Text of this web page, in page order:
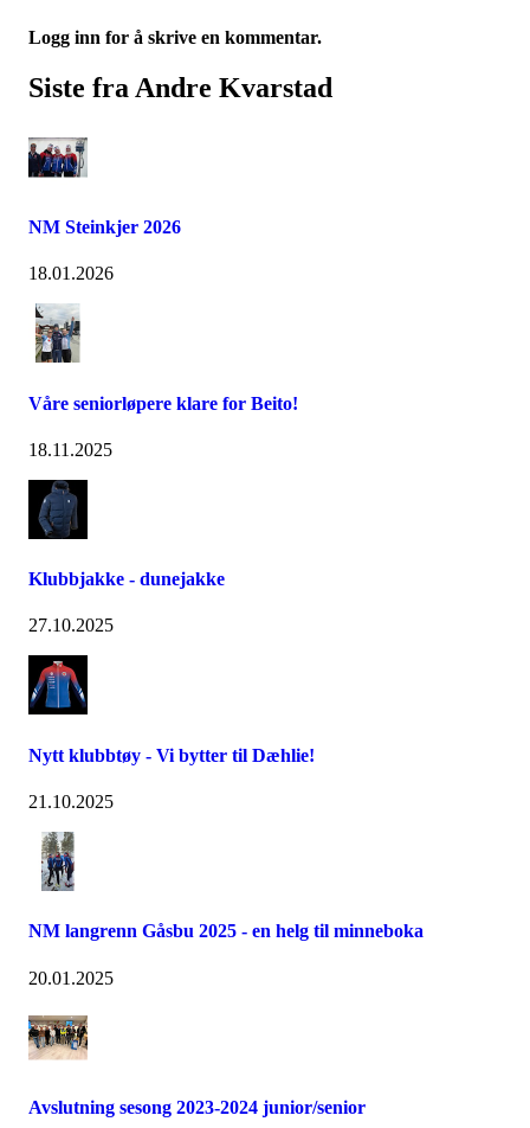
Logg inn for å skrive en kommentar.
Siste fra Andre Kvarstad
NM Steinkjer 2026
18.01.2026
Våre seniorløpere klare for Beito!
18.11.2025
Klubbjakke - dunejakke
27.10.2025
Nytt klubbtøy - Vi bytter til Dæhlie!
21.10.2025
NM langrenn Gåsbu 2025 - en helg til minneboka
20.01.2025
Avslutning sesong 2023-2024 junior/senior